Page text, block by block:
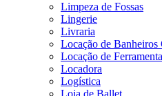
Limpeza de Fossas
Lingerie
Livraria
Locação de Banheiros
Locação de
Locadora
Logística
Loja de Ballet